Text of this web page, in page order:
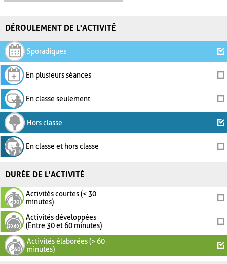
DÉROULEMENT DE L'ACTIVITÉ
Sporadiques
En plusieurs séances
En classe seulement
Hors classe
En classe et hors classe
DURÉE DE L'ACTIVITÉ
Activités courtes (< 30
minutes)
Activités développées
(Entre 30 et 60 minutes)
Activités élaborées (> 60
minutes)